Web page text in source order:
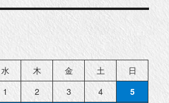
水 木 金 土
日
1
2 3 4
5